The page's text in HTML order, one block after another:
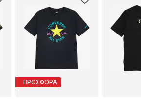
ΠΡΟΣΦΟΡΑ